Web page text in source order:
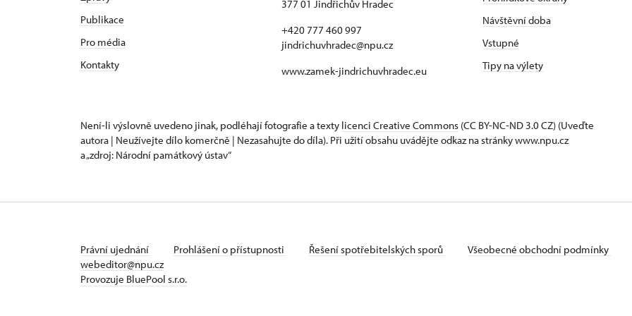
Publikace
Pro média
Kontakty
377 01 Jindřichův Hradec
+420 777 460 997
jindrichuvhradec@npu.cz
www.zamek-jindrichuvhradec.eu
Návštěvní doba
Vstupné
Tipy na výlety
Není-li výslovně uvedeno jinak, podléhají fotografie a texty licenci Creative Commons (CC BY-NC-ND 3.0 CZ) (Uveďte
autora | Neužívejte dílo komerčně | Nezasahujte do díla). Při užití obsahu uvádějte odkaz na stránky www.npu.cz
a „zdroj: Národní památkový ústav“
Právní ujednání Prohlášení o přístupnosti Řešení spotřebitelských sporů Všeobecné obchodní podmínky
webeditor@npu.cz
Provozuje BluePool s.r.o.